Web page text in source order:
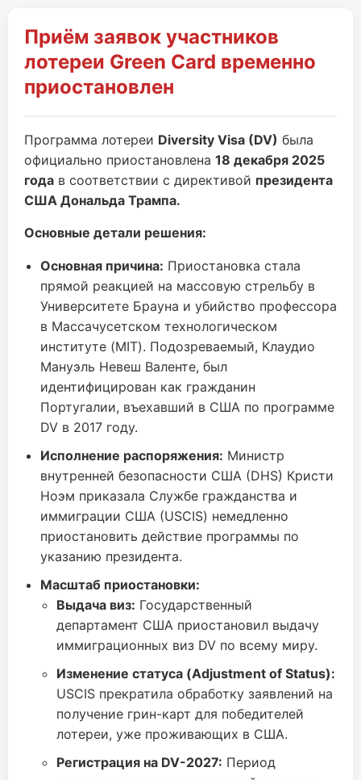
Приём заявок участников
лотереи Green Card временно
приостановлен
Программа лотереи Diversity Visa (DV) была
официально приостановлена 18 декабря 2025
года в соответствии с директивой президента
США Дональда Трампа.
Основные детали решения:
Основная причина: Приостановка стала
прямой реакцией на массовую стрельбу в
Университете Брауна и убийство профессора
в Массачусетском технологическом
институте (MIT). Подозреваемый, Клаудио
Мануэль Невеш Валенте, был
идентифицирован как гражданин
Португалии, въехавший в США по программе
DV в 2017 году.
Исполнение распоряжения: Министр
внутренней безопасности США (DHS) Кристи
Ноэм приказала Службе гражданства и
иммиграции США (USCIS) немедленно
приостановить действие программы по
указанию президента.
Масштаб приостановки:
Выдача виз: Государственный
департамент США приостановил выдачу
иммиграционных виз DV по всему миру.
Изменение статуса (Adjustment of Status):
USCIS прекратила обработку заявлений на
получение грин-карт для победителей
лотереи, уже проживающих в США.
Регистрация на DV-2027: Период